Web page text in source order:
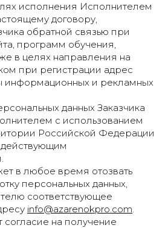
исполнения Исполнителем
договору,
обратной связью при
программ обучения,
в целях направления на
при регистрации адрес
информационных и рекламных
данных Заказчика
с использованием
Российской Федерации
действующим
в любое время отозвать
персональных данных,
соответствующее
info@azarenokpro.com.
согласие на получение